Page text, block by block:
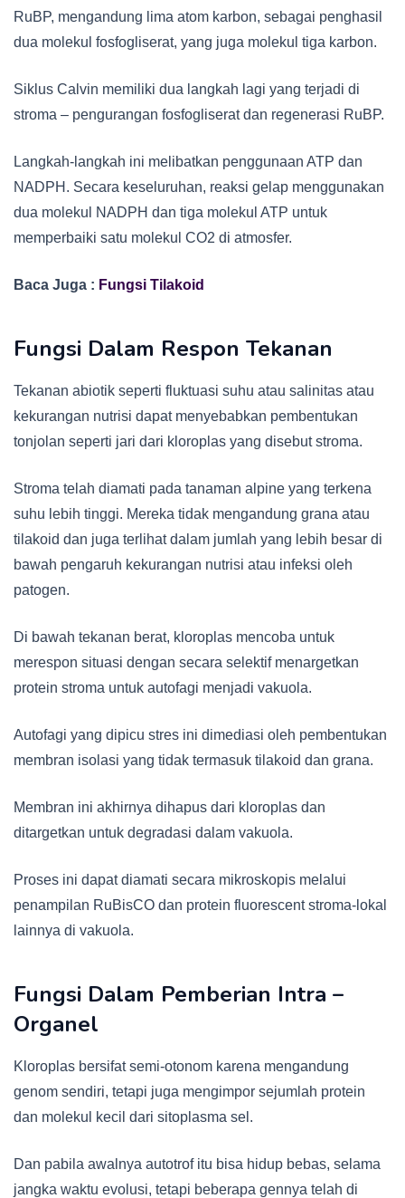
RuBP, mengandung lima atom karbon, sebagai penghasil
dua molekul fosfogliserat, yang juga molekul tiga karbon.
Siklus Calvin memiliki dua langkah lagi yang terjadi di
stroma – pengurangan fosfogliserat dan regenerasi RuBP.
Langkah-langkah ini melibatkan penggunaan ATP dan
NADPH. Secara keseluruhan, reaksi gelap menggunakan
dua molekul NADPH dan tiga molekul ATP untuk
memperbaiki satu molekul CO2 di atmosfer.
Baca Juga : Fungsi Tilakoid
Fungsi Dalam Respon Tekanan
Tekanan abiotik seperti fluktuasi suhu atau salinitas atau
kekurangan nutrisi dapat menyebabkan pembentukan
tonjolan seperti jari dari kloroplas yang disebut stroma.
Stroma telah diamati pada tanaman alpine yang terkena
suhu lebih tinggi. Mereka tidak mengandung grana atau
tilakoid dan juga terlihat dalam jumlah yang lebih besar di
bawah pengaruh kekurangan nutrisi atau infeksi oleh
patogen.
Di bawah tekanan berat, kloroplas mencoba untuk
merespon situasi dengan secara selektif menargetkan
protein stroma untuk autofagi menjadi vakuola.
Autofagi yang dipicu stres ini dimediasi oleh pembentukan
membran isolasi yang tidak termasuk tilakoid dan grana.
Membran ini akhirnya dihapus dari kloroplas dan
ditargetkan untuk degradasi dalam vakuola.
Proses ini dapat diamati secara mikroskopis melalui
penampilan RuBisCO dan protein fluorescent stroma-lokal
lainnya di vakuola.
Fungsi Dalam Pemberian Intra –
Organel
Kloroplas bersifat semi-otonom karena mengandung
genom sendiri, tetapi juga mengimpor sejumlah protein
dan molekul kecil dari sitoplasma sel.
Dan pabila awalnya autotrof itu bisa hidup bebas, selama
jangka waktu evolusi, tetapi beberapa gennya telah di